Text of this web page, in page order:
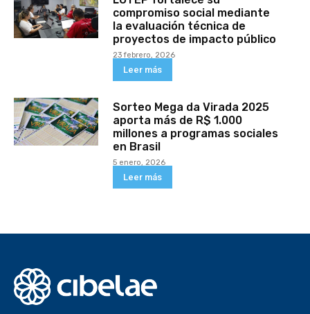
compromiso social mediante
la evaluación técnica de
proyectos de impacto público
23 febrero, 2026
Leer más
Sorteo Mega da Virada 2025
aporta más de R$ 1.000
millones a programas sociales
en Brasil
5 enero, 2026
Leer más